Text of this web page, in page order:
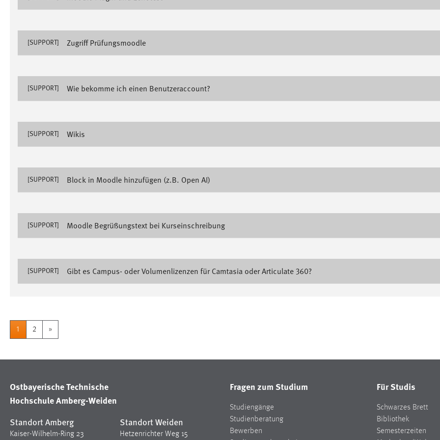
[SUPPORT] Zugriff Prüfungsmoodle
[SUPPORT] Wie bekomme ich einen Benutzeraccount?
[SUPPORT] Wikis
[SUPPORT] Block in Moodle hinzufügen (z.B. Open AI)
[SUPPORT] Moodle Begrüßungstext bei Kurseinschreibung
[SUPPORT] Gibt es Campus- oder Volumenlizenzen für Camtasia oder Articulate 360?
1 2 »
Ostbayerische Technische
Hochschule Amberg-Weiden
Standort Amberg
Kaiser-Wilhelm-Ring 23
Standort Weiden
Hetzenrichter Weg 15
Fragen zum Studium
Studiengänge
Studienberatung
Bewerben
Für Studis
Schwarzes Brett
Bibliothek
Semesterzeiten
Anbieter: Google Ireland Limited
Zweck:
Cookie Laufzeit: 3 Monate
Facebook Pixel
Zweck:
EXTERNE MEDIEN
externen Medien Cookies gesetzt.
Vimeo